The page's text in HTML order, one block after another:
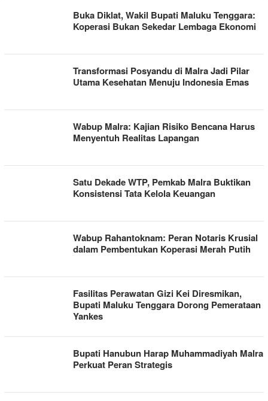
Buka Diklat, Wakil Bupati Maluku Tenggara:
Koperasi Bukan Sekedar Lembaga Ekonomi
Transformasi Posyandu di Malra Jadi Pilar
Utama Kesehatan Menuju Indonesia Emas
Wabup Malra: Kajian Risiko Bencana Harus
Menyentuh Realitas Lapangan
Satu Dekade WTP, Pemkab Malra Buktikan
Konsistensi Tata Kelola Keuangan
Wabup Rahantoknam: Peran Notaris Krusial
dalam Pembentukan Koperasi Merah Putih
Fasilitas Perawatan Gizi Kei Diresmikan,
Bupati Maluku Tenggara Dorong Pemerataan
Yankes
Bupati Hanubun Harap Muhammadiyah Malra
Perkuat Peran Strategis